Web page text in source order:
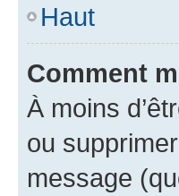
Haut
Comment
À moins
ou
message